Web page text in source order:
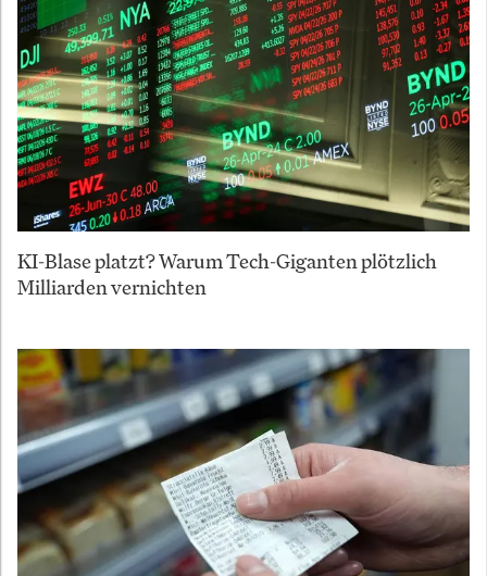
KI-Blase platzt? Warum Tech-Giganten plötzlich
Milliarden vernichten